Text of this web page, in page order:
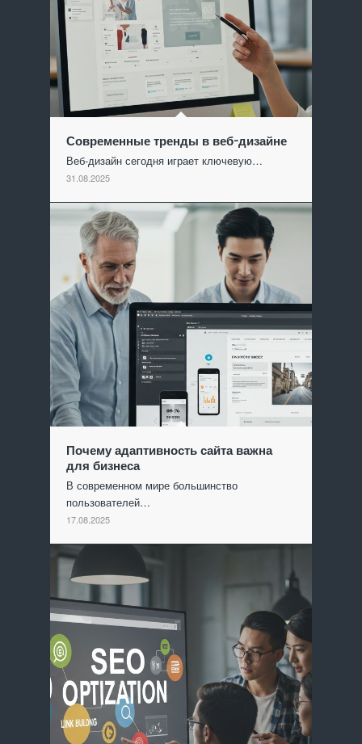
Современные тренды в веб-дизайне
Веб-дизайн сегодня играет ключевую…
31.08.2025
Почему адаптивность сайта важна
для бизнеса
В современном мире большинство
пользователей…
17.08.2025